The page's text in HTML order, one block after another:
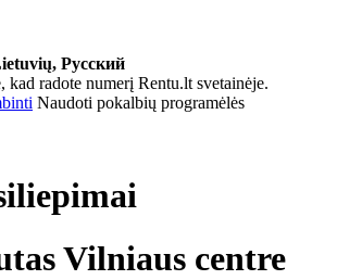
Русский
radote numerį Rentu.lt svetainėje.
Naudoti pokalbių programėlės
Vilniaus centre